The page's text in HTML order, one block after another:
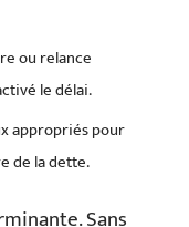
ou relance
le délai.
appropriés pour
de la dette.
Sans